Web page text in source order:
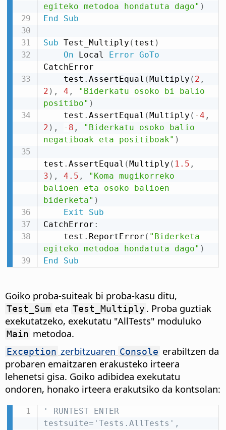
egiteko metodoa hondatuta dago" )
End
Sub
Sub Test_Multiply ( test )
On Local Error GoTo
CatchError
    test
. AssertEqual (Multiply ( 2 ,
2 ) , 4 ,
"Biderkatu osoko bi balio
positibo" )
    test
. AssertEqual (Multiply ( -4 ,
2 ) , - 8 ,
"Biderkatu osoko balio
negatiboak eta positiboak" )
test . AssertEqual (Multiply ( 1.5 ,
3 ) , 4.5 ,
"Koma mugikorreko
balioen eta osoko balioen
biderketa" )
Exit
Sub
CatchError :
    test
. ReportError ( "Biderketa
egiteko metodoa hondatuta dago" )
End
Sub
Goiko proba-suiteak bi proba-kasu ditu,
Test_Sum eta Test_Multiply . Proba guztiak
exekutatzeko, exekutatu "AllTests" moduluko
Main metodoa.
Exception zerbitzuaren Console erabiltzen da
probaren emaitzaren erakusteko irteera
lehenetsi gisa. Goiko adibidea exekutatu
ondoren, honako irteera erakutsiko da kontsolan:
' RUNTEST ENTER
testsuite='Tests.AllTests',